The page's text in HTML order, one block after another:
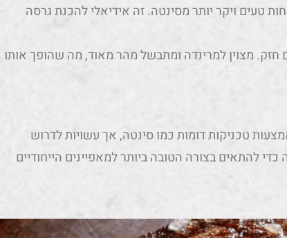
טעים ויקר יותר מסינטה. זה אידיאלי להכנת גרסה
מצוין למרינדה ומתבשל מהר מאוד, מה שהופך אותו
טכניקות דומות כמו סינטה, אך עשויות לדרוש
להתאים בצורה הטובה ביותר למאפיינים הייחודיים